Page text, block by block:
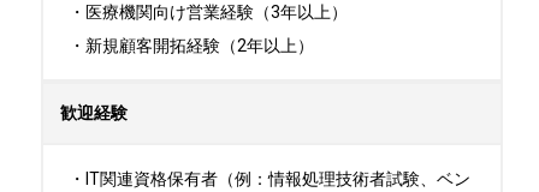
・医療機関向け営業経験（3年以上）
・新規顧客開拓経験（2年以上）
歓迎経験
・IT関連資格保有者（例：情報処理技術者試験、ベン